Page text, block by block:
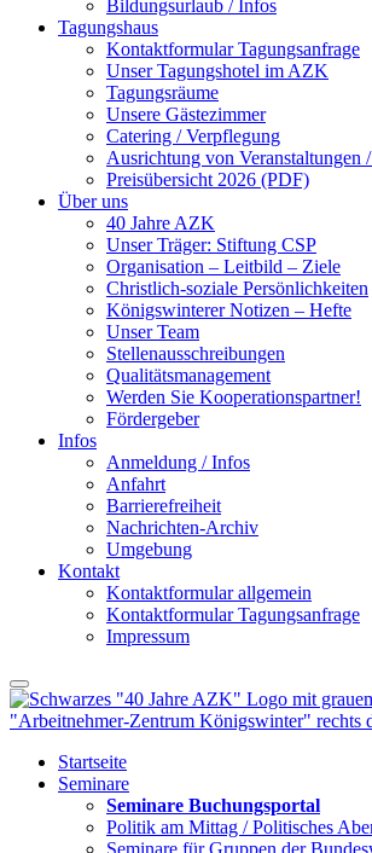
Bildungsurlaub / Infos
Tagungshaus
Kontaktformular Tagungsanfrage
Unser Tagungshotel im AZK
Tagungsräume
Unsere Gästezimmer
Catering / Verpflegung
Ausrichtung von Veranstaltungen
Preisübersicht 2026 (PDF)
Über uns
40 Jahre AZK
Unser Träger: Stiftung CSP
Organisation – Leitbild – Ziele
Christlich-soziale Persönlichkeiten
Königswinterer Notizen – Hefte
Unser Team
Stellenausschreibungen
Qualitätsmanagement
Werden Sie Kooperationspartner!
Fördergeber
Infos
Anmeldung / Infos
Anfahrt
Barrierefreiheit
Nachrichten-Archiv
Umgebung
Kontakt
Kontaktformular allgemein
Kontaktformular Tagungsanfrage
Impressum
Startseite
Seminare
Seminare Buchungsportal
Politik am Mittag / Politisches
Seminare für Gruppen der